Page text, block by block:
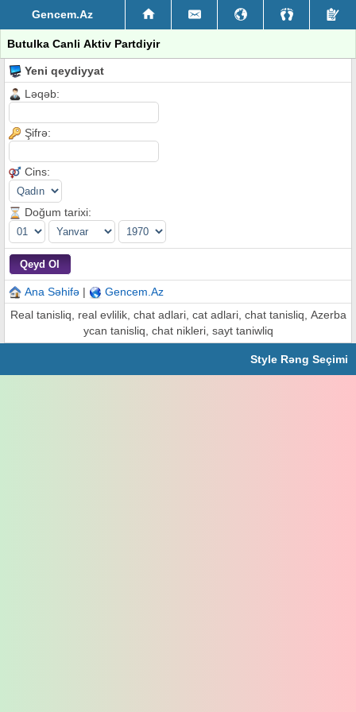
Gencem.Az
Butulka Canli Aktiv Partdiyir
Yeni qeydiyyat
Ləqəb:
Şifrə:
Cins:
Doğum tarixi:
Ana Səhifə |
Gencem.Az
Real tanisliq, real evlilik, chat adlari, cat adlari, chat tanisliq, Azerba
ycan tanisliq, chat nikleri, sayt taniwliq
Style Rəng Seçimi